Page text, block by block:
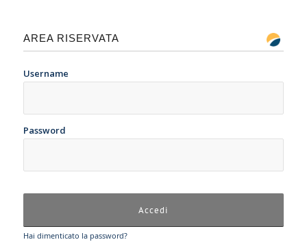
AREA RISERVATA
Username
Password
Hai dimenticato la password?